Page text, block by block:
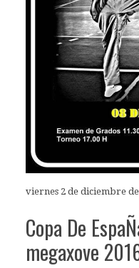
viernes 2 de diciembre de
Copa De
megaxove